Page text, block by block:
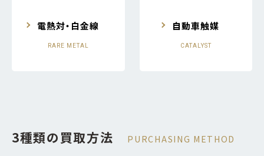
電熱対・白金線
RARE METAL
自動車触媒
CATALYST
3種類の買取方法 PURCHASING METHOD